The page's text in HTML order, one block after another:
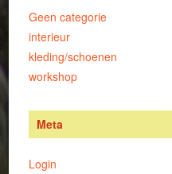
Geen categorie
interieur
kleding/schoenen
workshop
Meta
Login